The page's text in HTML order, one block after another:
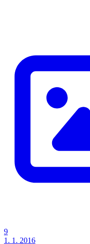
9
1. 1. 2016